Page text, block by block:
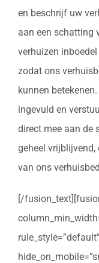
en beschrijf uw
aan een schatting
verhuizen
zodat ons
kunnen
ingevuld en
direct mee aan de
geheel vrijblijvend,
van ons
[/